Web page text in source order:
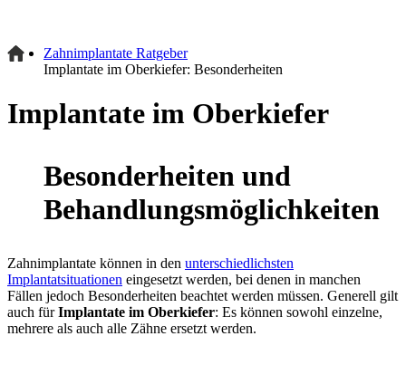
Zahnimplantate Ratgeber
Implantate im Oberkiefer: Besonderheiten
Implantate im Oberkiefer
Besonderheiten und
Behandlungsmöglichkeiten
Zahnimplantate können in den unterschiedlichsten
Implantatsituationen eingesetzt werden, bei denen in manchen
Fällen jedoch Besonderheiten beachtet werden müssen. Generell gilt
auch fürImplantate im Oberkiefer: Es können sowohl einzelne,
mehrere als auch alle Zähne ersetzt werden.